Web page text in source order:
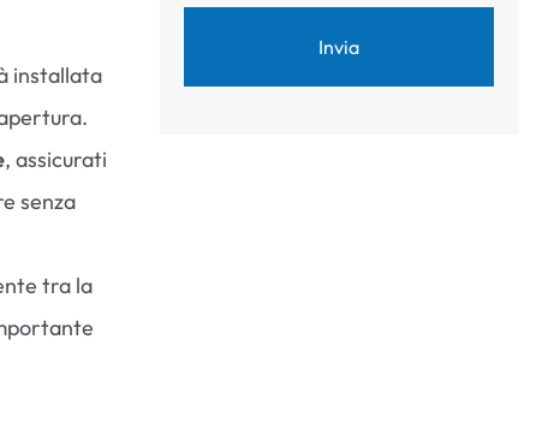
installata
, assicurati
senza
tra la
Invia